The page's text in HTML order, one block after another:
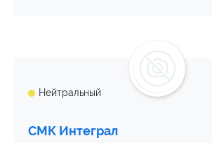
Нейтральный
СМК Интеграл